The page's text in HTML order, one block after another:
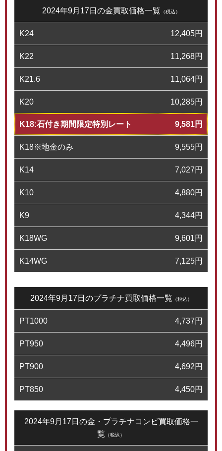
2024年9月17日の金買取価格一覧 （税込）
K24 12,405円
K22 11,268円
K21.6 11,064円
K20 10,285円
K18:石付き期間限定特別レート 9,581円
K18※地金のみ 9,555円
K14 7,027円
K10 4,880円
K9 4,344円
K18WG 9,601円
K14WG 7,125円
2024年9月17日のプラチナ買取価格一覧 （税込）
PT1000 4,737円
PT950 4,496円
PT900 4,692円
PT850 4,450円
2024年9月17日の金・プラチナコンビ買取価格一
覧 （税込）